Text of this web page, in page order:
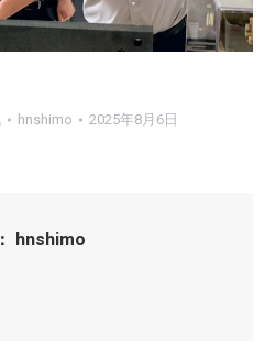
hnshimo 2025年8月6日
hnshimo